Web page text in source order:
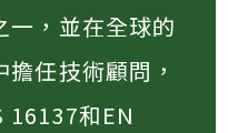
一，並在全球的
任技術顧問，
16137和EN